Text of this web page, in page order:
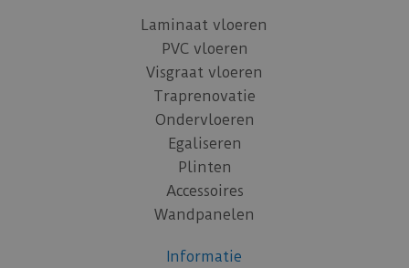
Laminaat vloeren
PVC vloeren
Visgraat vloeren
Traprenovatie
Ondervloeren
Egaliseren
Plinten
Accessoires
Wandpanelen
Informatie